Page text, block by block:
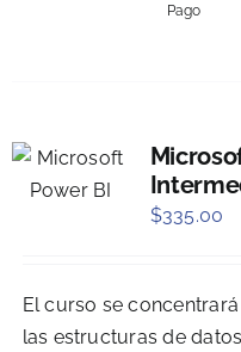
Pago
$335.00
El curso se
las estructuras de